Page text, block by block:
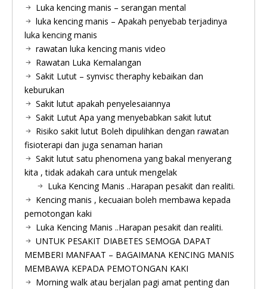
Luka kencing manis – serangan mental
luka kencing manis – Apakah penyebab terjadinya
luka kencing manis
rawatan luka kencing manis video
Rawatan Luka Kemalangan
Sakit Lutut – synvisc theraphy kebaikan dan
keburukan
Sakit lutut apakah penyelesaiannya
Sakit Lutut Apa yang menyebabkan sakit lutut
Risiko sakit lutut Boleh dipulihkan dengan rawatan
fisioterapi dan juga senaman harian
Sakit lutut satu phenomena yang bakal menyerang
kita , tidak adakah cara untuk mengelak
Luka Kencing Manis ..Harapan pesakit dan realiti.
Kencing manis , kecuaian boleh membawa kepada
pemotongan kaki
Luka Kencing Manis ..Harapan pesakit dan realiti.
UNTUK PESAKIT DIABETES SEMOGA DAPAT
MEMBERI MANFAAT – BAGAIMANA KENCING MANIS
MEMBAWA KEPADA PEMOTONGAN KAKI
Morning walk atau berjalan pagi amat penting dan